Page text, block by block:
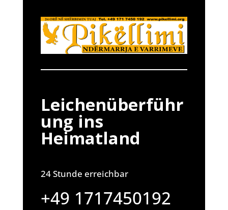
Leichenüberführ
ung ins
Heimatland
24 Stunde erreichbar
+49 1717450192